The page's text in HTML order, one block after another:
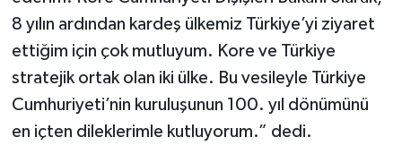
8 yılın ardından kardeş ülkemiz Türkiye’yi ziyaret
ettiğim için çok mutluyum. Kore ve Türkiye
stratejik ortak olan iki ülke. Bu vesileyle Türkiye
Cumhuriyeti’nin kuruluşunun 100. yıl dönümünü
en içten dileklerimle kutluyorum.” dedi.